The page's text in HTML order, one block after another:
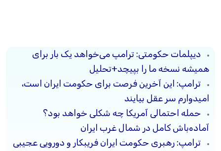
دیپلمات حکومتی: ترامپ می‌خواهد یک بار برای
همیشه نسخه ما را بپیچد+تحلیل
ترامپ: این آخرین فرصت برای حکومت ایران است،
امیدوارم سر عقل بیایند
حمله احتمالی آمریکا چه شکلی خواهد بود؟
آماده‌باش کامل در شمال غرب ایران
ترامپ: رهبری حکومت ایران فریبکار و دورویی عجیبی